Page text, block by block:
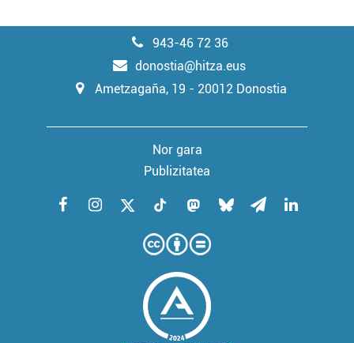
943-46 72 36
donostia@hitza.eus
Ametzagaña, 19 - 20012 Donostia
Nor gara
Publizitatea